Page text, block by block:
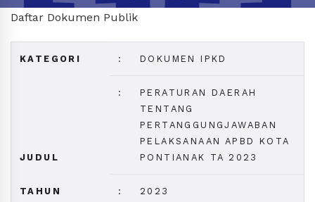
Daftar Dokumen Publik
KATEGORI : DOKUMEN IPKD
JUDUL
:
PERATURAN DAERAH
TENTANG
PERTANGGUNGJAWABAN
PELAKSANAAN APBD KOTA
PONTIANAK TA 2023
TAHUN : 2023